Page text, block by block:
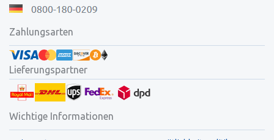
Zahlungsarten
Lieferungspartner
Wichtige Informationen